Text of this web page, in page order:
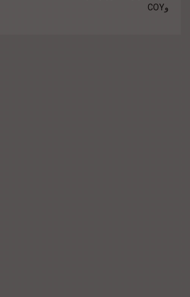
وCOY